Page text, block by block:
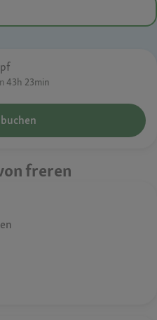
43h 23min
freren